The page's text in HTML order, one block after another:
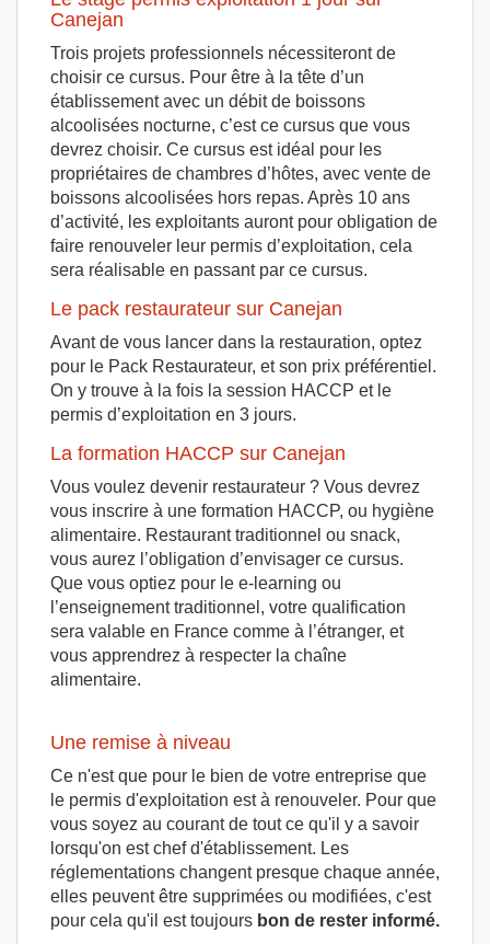
Canejan
Trois projets professionnels nécessiteront de
choisir ce cursus. Pour être à la tête d’un
établissement avec un débit de boissons
alcoolisées nocturne, c’est ce cursus que vous
devrez choisir. Ce cursus est idéal pour les
propriétaires de chambres d’hôtes, avec vente de
boissons alcoolisées hors repas. Après 10 ans
d’activité, les exploitants auront pour obligation de
faire renouveler leur permis d’exploitation, cela
sera réalisable en passant par ce cursus.
Le pack restaurateur sur Canejan
Avant de vous lancer dans la restauration, optez
pour le Pack Restaurateur, et son prix préférentiel.
On y trouve à la fois la session HACCP et le
permis d’exploitation en 3 jours.
La formation HACCP sur Canejan
Vous voulez devenir restaurateur ? Vous devrez
vous inscrire à une formation HACCP, ou hygiène
alimentaire. Restaurant traditionnel ou snack,
vous aurez l’obligation d’envisager ce cursus.
Que vous optiez pour le e-learning ou
l’enseignement traditionnel, votre qualification
sera valable en France comme à l’étranger, et
vous apprendrez à respecter la chaîne
alimentaire.
Une remise à niveau
Ce n'est que pour le bien de votre entreprise que
le permis d'exploitation est à renouveler. Pour que
vous soyez au courant de tout ce qu'il y a savoir
lorsqu'on est chef d'établissement. Les
réglementations changent presque chaque année,
elles peuvent être supprimées ou modifiées, c'est
pour cela qu'il est toujours bon de rester informé.